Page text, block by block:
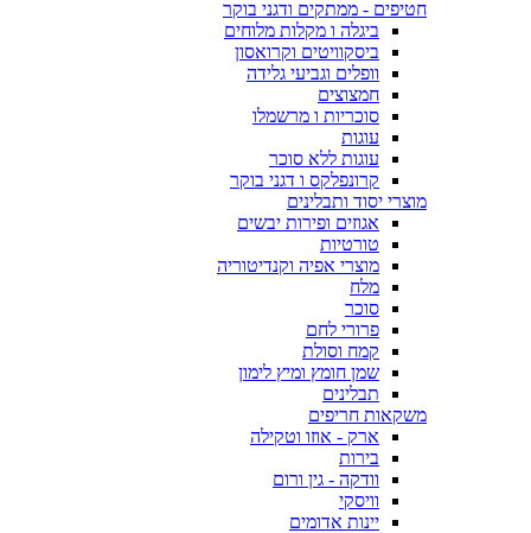
חטיפים - ממתקים ודגני בוקר
ביגלה ו מקלות מלוחים
ביסקוויטים וקרואסון
וופלים וגביעי גלידה
חמצוצים
סוכריות ו מרשמלו
עוגות
עוגות ללא סוכר
קרונפלקס ו דגני בוקר
מוצרי יסוד ותבלינים
אגוזים ופירות יבשים
טורטיות
מוצרי אפיה וקנדיטוריה
מלח
סוכר
פרורי לחם
קמח וסולת
שמן חומץ ומיץ לימון
תבלינים
משקאות חריפים
ארק - אוזו וטקילה
בירות
וודקה - גין ורום
וויסקי
יינות אדומים